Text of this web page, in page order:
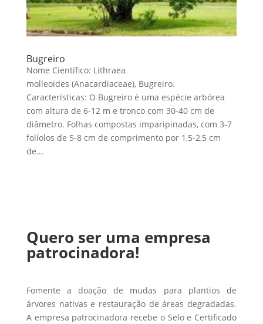
Bugreiro
Nome Científico: Lithraea
molleoides (Anacardiaceae), Bugreiro.
Características: O Bugreiro é uma espécie arbórea
com altura de 6-12 m e tronco com 30-40 cm de
diâmetro. Folhas compostas imparipinadas, com 3-7
folíolos de 5-8 cm de comprimento por 1,5-2,5 cm
de...
Quero ser uma empresa
patrocinadora!
Fomente a doação de mudas para plantios de
árvores nativas e restauração de áreas degradadas.
A empresa patrocinadora recebe o Selo e Certificado